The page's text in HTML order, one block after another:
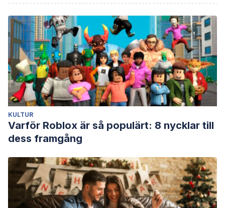
KULTUR
Varför Roblox är så populärt: 8 nycklar till
dess framgång